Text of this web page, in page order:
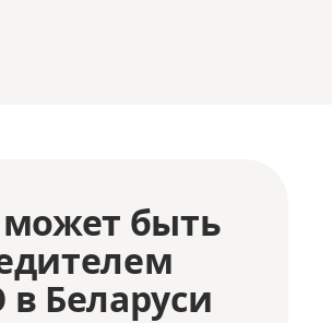
быть
Беларуси